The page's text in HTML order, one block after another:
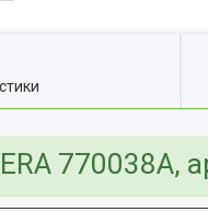
770038A,